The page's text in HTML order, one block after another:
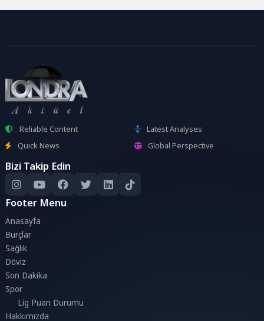
Reliable Content
Latest Analyses
Quick News
Global Perspective
Bizi Takip Edin
Footer Menu
Anasayfa
Burçlar
Sağlık
Döviz
Son Dakika
Spor
Lig Puan Durumu
Hakkımızda